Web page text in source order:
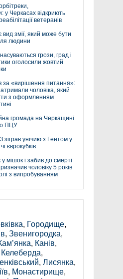
у Черкасах відкриють
ветеранів
змії, який може бути
людини
грози, град і
оголосили жовтий
за «вирішення питання»:
чоловіка, який
з оформленням
громада на Черкащині
ПЦУ
зіграв унічию з Гентом у
єврокубків
мішок і забив до смерті
чоловіку 5 років
з випробуванням
, Городище,
, Звенигородка,
, Канів,
Келеберда,
, Лисянка,
, Монастирище,